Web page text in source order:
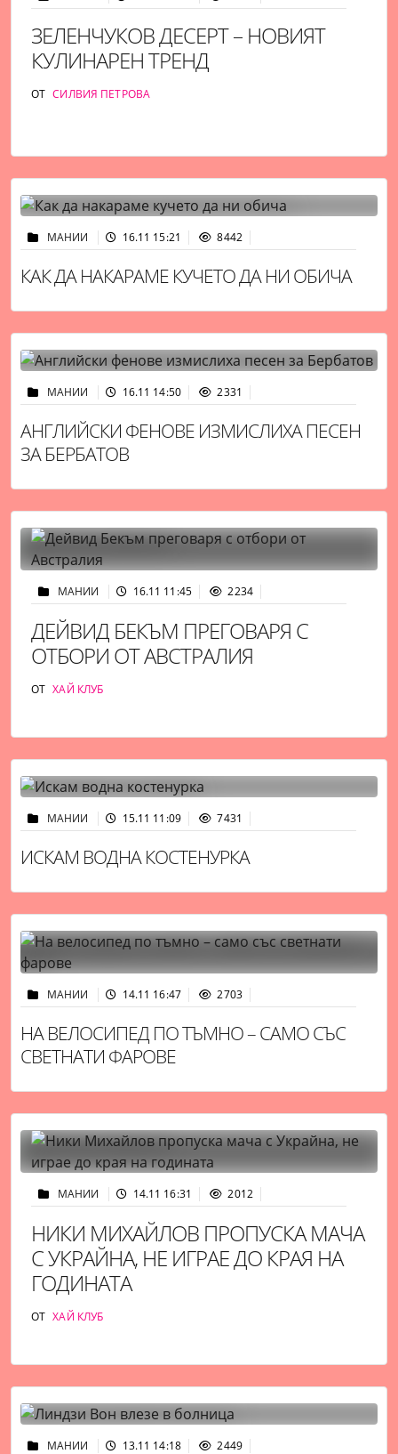
ЗЕЛЕНЧУКОВ ДЕСЕРТ – НОВИЯТ
КУЛИНАРЕН ТРЕНД
ОТ СИЛВИЯ ПЕТРОВА
МАНИИ 16.11 15:21 8442
КАК ДА НАКАРАМЕ КУЧЕТО ДА НИ ОБИЧА
МАНИИ 16.11 14:50 2331
АНГЛИЙСКИ ФЕНОВЕ ИЗМИСЛИХА ПЕСЕН
ЗА БЕРБАТОВ
МАНИИ 16.11 11:45 2234
ДЕЙВИД БЕКЪМ ПРЕГОВАРЯ С
ОТБОРИ ОТ АВСТРАЛИЯ
ОТ ХАЙ КЛУБ
МАНИИ 15.11 11:09 7431
ИСКАМ ВОДНА КОСТЕНУРКА
МАНИИ 14.11 16:47 2703
НА ВЕЛОСИПЕД ПО ТЪМНО – САМО СЪС
СВЕТНАТИ ФАРОВЕ
МАНИИ 14.11 16:31 2012
НИКИ МИХАЙЛОВ ПРОПУСКА МАЧА
С УКРАЙНА, НЕ ИГРАЕ ДО КРАЯ НА
ГОДИНАТА
ОТ ХАЙ КЛУБ
МАНИИ 13.11 14:18 2449